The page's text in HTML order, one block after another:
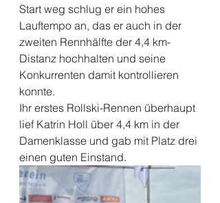
Start weg schlug er ein hohes
Lauftempo an, das er auch in der
zweiten Rennhälfte der 4,4 km-
Distanz hochhalten und seine
Konkurrenten damit kontrollieren
konnte.
Ihr erstes Rollski-Rennen überhaupt
lief Katrin Holl über 4,4 km in der
Damenklasse und gab mit Platz drei
einen guten Einstand.